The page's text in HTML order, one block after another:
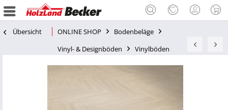
Übersicht ONLINE SHOP
Bodenbeläge
Vinyl- & Designböden
Vinylböden